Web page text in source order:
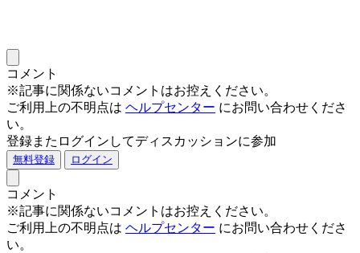
コメント
※記事に関係ないコメントはお控えください。
ご利用上の不明点は ヘルプセンター にお問い合わせくださ
い。
登録またログインしてディスカッションに参加
無料登録 ログイン
コメント
※記事に関係ないコメントはお控えください。
ご利用上の不明点は ヘルプセンター にお問い合わせくださ
い。